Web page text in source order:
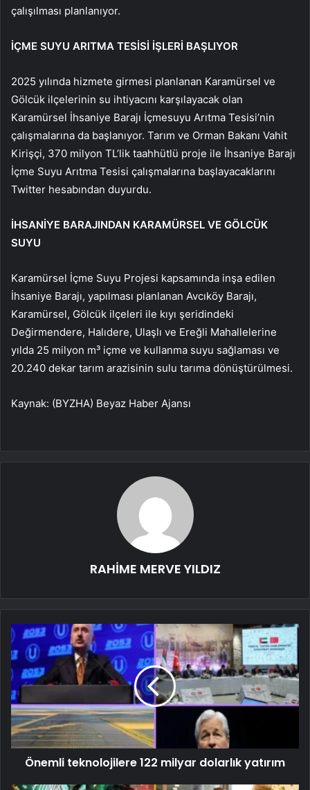
çalışılması planlanıyor.
İÇME SUYU ARITMA TESİSİ İŞLERİ BAŞLIYOR
2025 yılında hizmete girmesi planlanan Karamürsel ve
Gölcük ilçelerinin su ihtiyacını karşılayacak olan
Karamürsel İhsaniye Barajı İçmesuyu Arıtma Tesisi’nin
çalışmalarına da başlanıyor. Tarım ve Orman Bakanı Vahit
Kirişçi, 370 milyon TL’lik taahhütlü proje ile İhsaniye Barajı
İçme Suyu Arıtma Tesisi çalışmalarına başlayacaklarını
Twitter hesabından duyurdu.
İHSANİYE BARAJINDAN KARAMÜRSEL VE ​​GÖLCÜK
SUYU
Karamürsel İçme Suyu Projesi kapsamında inşa edilen
İhsaniye Barajı, yapılması planlanan Avcıköy Barajı,
Karamürsel, Gölcük ilçeleri ile kıyı şeridindeki
Değirmendere, Halıdere, Ulaşlı ve Ereğli Mahallelerine
yılda 25 milyon m³ içme ve kullanma suyu sağlaması ve
20.240 dekar tarım arazisinin sulu tarıma dönüştürülmesi.
Kaynak: (BYZHA) Beyaz Haber Ajansı
RAHİME MERVE YILDIZ
Önemli teknolojilere 122 milyar dolarlık yatırım